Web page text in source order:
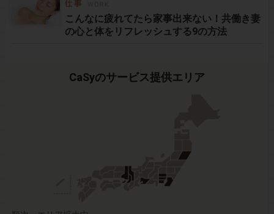
こんなに疲れてたら家事出来ない！共働き妻
の心と体をリフレッシュする9の方法
CaSyのサービス提供エリア